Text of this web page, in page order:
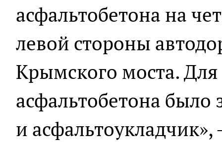
асфальтобетона на
левой стороны
Крымского моста.
асфальтобетона было
и